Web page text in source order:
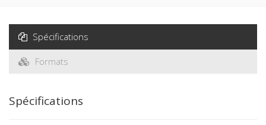
Spécifications
Formats
Spécifications